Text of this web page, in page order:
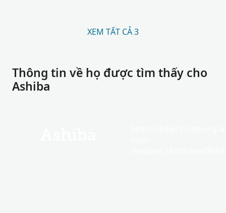
XEM TẤT CẢ 3
Thông tin về họ được tìm thấy cho
Ashiba